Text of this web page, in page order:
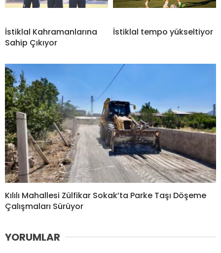
İstiklal Kahramanlarına
Sahip Çıkıyor
İstiklal tempo yükseltiyor
Kılılı Mahallesi Zülfikar Sokak’ta Parke Taşı Döşeme
Çalışmaları Sürüyor
YORUMLAR